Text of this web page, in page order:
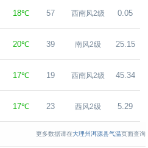
18℃ 57 西南风2级 0.05
20℃ 39 南风2级 25.15
17℃ 19 西南风2级 45.34
17℃ 23 西风2级 5.29
更多数据请在大理州洱源县气温页面查询